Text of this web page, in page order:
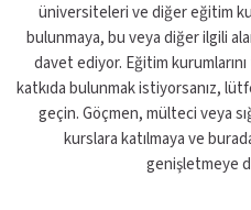
üniversiteleri ve diğer eğitim
bulunmaya, bu veya diğer ilgili
davet ediyor. Eğitim
katkıda bulunmak istiyorsanız,
geçin. Göçmen, mülteci veya
kurslara katılmaya ve
genişletmeye